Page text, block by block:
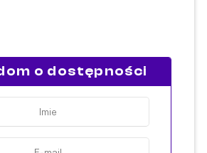
o dostępności